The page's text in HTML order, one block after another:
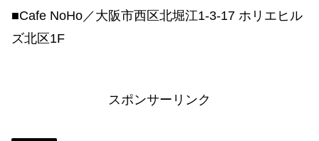
■Cafe NoHo／大阪市西区北堀江1-3-17 ホリエヒル
ズ北区1F
スポンサーリンク